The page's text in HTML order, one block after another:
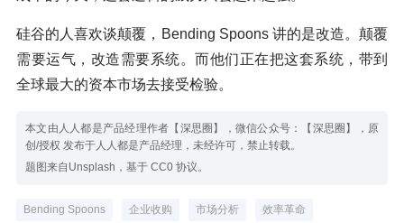
硅谷的人喜欢谈颠覆，Bending Spoons 讲的是改造。颠覆
需要运气，改造需要系统。而他们正在把这套系统，带到
全球最大的资本市场去接受检验。
本文由人人都是产品经理作者【深思圈】，微信公众号：【深思圈】，原
创/授权 发布于人人都是产品经理，未经许可，禁止转载。
题图来自Unsplash，基于 CC0 协议。
Bending Spoons 企业收购 市场分析 效率革命